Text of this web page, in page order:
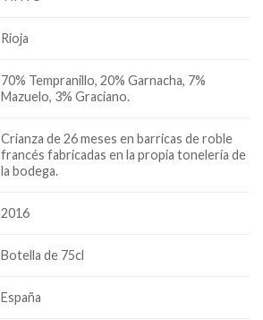
Rioja
70% Tempranillo, 20% Garnacha, 7%
Mazuelo, 3% Graciano.
Crianza de 26 meses en barricas de roble
francés fabricadas en la propia tonelería de
la bodega.
2016
Botella de 75cl
España